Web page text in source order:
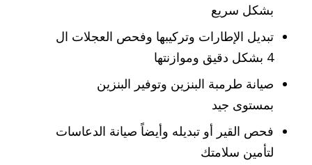
بشكل سريع
تبديل الإطارات وتركيبها وفحص العجلات ال
4 بشكل دقيق وموازنتها
صيانة طرمبة البنزين وتوفير البنزين
بمستوى جيد
فحص القير أو تبديله وأيضاً صيانة الدعاسات
لتأمين سلامتك